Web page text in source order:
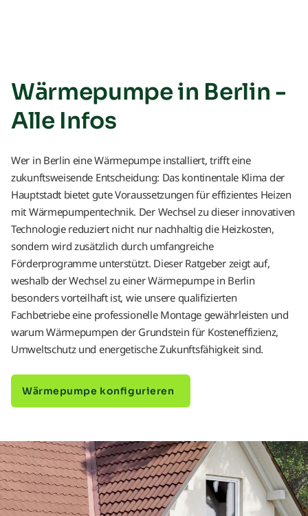
Wärmepumpe in Berlin -
Alle Infos
Wer in Berlin eine Wärmepumpe installiert, trifft eine
zukunftsweisende Entscheidung: Das kontinentale Klima der
Hauptstadt bietet gute Voraussetzungen für effizientes Heizen
mit Wärmepumpentechnik. Der Wechsel zu dieser innovativen
Technologie reduziert nicht nur nachhaltig die Heizkosten,
sondern wird zusätzlich durch umfangreiche
Förderprogramme unterstützt. Dieser Ratgeber zeigt auf,
weshalb der Wechsel zu einer Wärmepumpe in Berlin
besonders vorteilhaft ist, wie unsere qualifizierten
Fachbetriebe eine professionelle Montage gewährleisten und
warum Wärmepumpen der Grundstein für Kosteneffizienz,
Umweltschutz und energetische Zukunftsfähigkeit sind.
Wärmepumpe konfigurieren